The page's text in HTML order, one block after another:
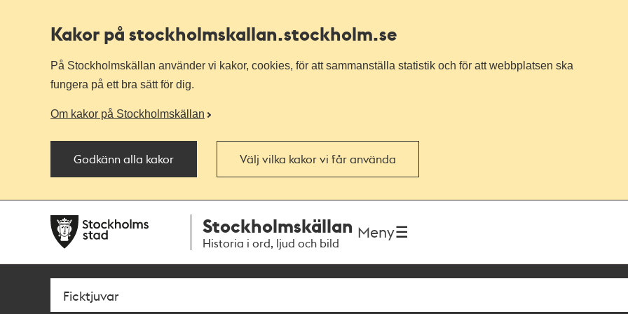
Kakor på stockholmskallan.stockholm.se
På Stockholmskällan använder vi kakor, cookies, för att sammanställa statistik och för att webbplatsen ska
fungera på ett bra sätt för dig.
Om kakor på Stockholmskällan
Godkänn alla kakor Välj vilka kakor vi får använda
navigationen
huvudinnehållet
Stockholmskällan
Historia i ord, ljud och bild
Meny
Sök